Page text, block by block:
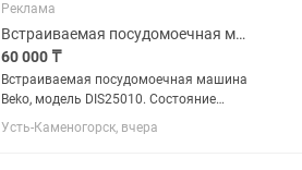
Реклама
Встраиваемая посудомоечная машина Beko
60 000 ₸
Встраиваемая посудомоечная машина
Beko, модель DIS25010. Состояние
отличное- пользовались пару раз.
Полностью запакована- готова к
Усть-Каменогорск, вчера